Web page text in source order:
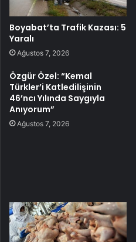
Boyabat’ta Trafik Kazası: 5
Yaralı
Ağustos 7, 2026
Özgür Özel: “Kemal
Türkler’i Katledilişinin
46’ncı Yılında Saygıyla
Anıyorum”
Ağustos 7, 2026